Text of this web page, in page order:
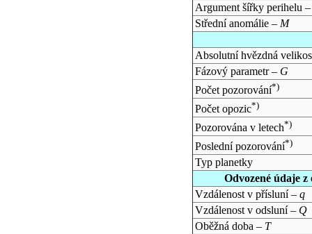
Argument šířky perihelu
Střední anomálie – M
Absolutní hvězdná
Fázový parametr – G
Počet pozorování*)
Počet opozic*)
Pozorována v letech*)
Poslední pozorování*)
Typ planetky
Odvozené údaje
Vzdálenost v přísluní – q
Vzdálenost v odsluní – Q
Oběžná doba – T